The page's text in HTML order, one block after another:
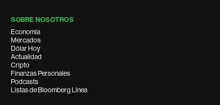
SOBRE NOSOTROS
Economía
Mercados
Dólar Hoy
Actualidad
Cripto
Finanzas Personales
Podcasts
Listas de Bloomberg Línea